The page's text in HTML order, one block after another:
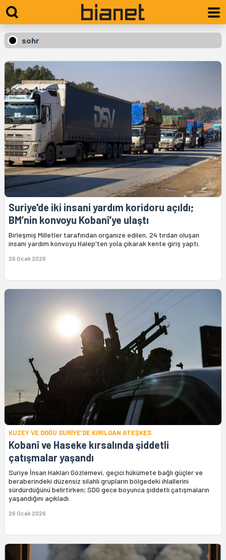
sohr
Suriye'de iki insani yardım koridoru açıldı;
BM’nin konvoyu Kobanî’ye ulaştı
Birleşmiş Milletler tarafından organize edilen, 24 tırdan oluşan
insani yardım konvoyu Halep'ten yola çıkarak kente giriş yaptı.
26 Ocak 2026
KUZEY VE DOĞU SURİYE’DE KIRILGAN ATEŞKES
Kobanî ve Haseke kırsalında şiddetli
çatışmalar yaşandı
Suriye İnsan Hakları Gözlemevi, geçici hükümete bağlı güçler ve
beraberindeki düzensiz silahlı grupların bölgedeki ihlallerini
sürdürdüğünü belirtirken; SDG gece boyunca şiddetli çatışmaların
yaşandığını açıkladı.
26 Ocak 2026